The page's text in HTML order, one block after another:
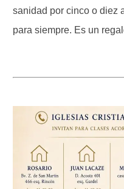
sanidad por cinco o diez
para siempre. Es un